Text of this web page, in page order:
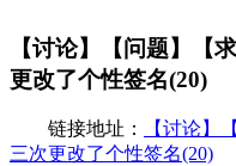
【讨论】【问题】【
更改了个性签名(20)
链接地址：
【讨论】
三次更改了个性签名(20)